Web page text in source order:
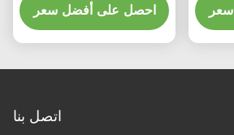
احصل على أفضل سعر
اتصل بنا